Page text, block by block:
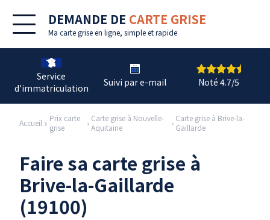
DEMANDE DE CARTE GRISE
Ma carte grise en ligne, simple et rapide
Service
d'immatriculation
Suivi par e-mail Noté 4.7/5
Accueil
Prix carte
grise
Carte grise à Nouvelle-
Aquitaine
Carte grise à Brive-la-
Gaillarde
Faire sa carte grise à
Brive-la-Gaillarde
(19100)